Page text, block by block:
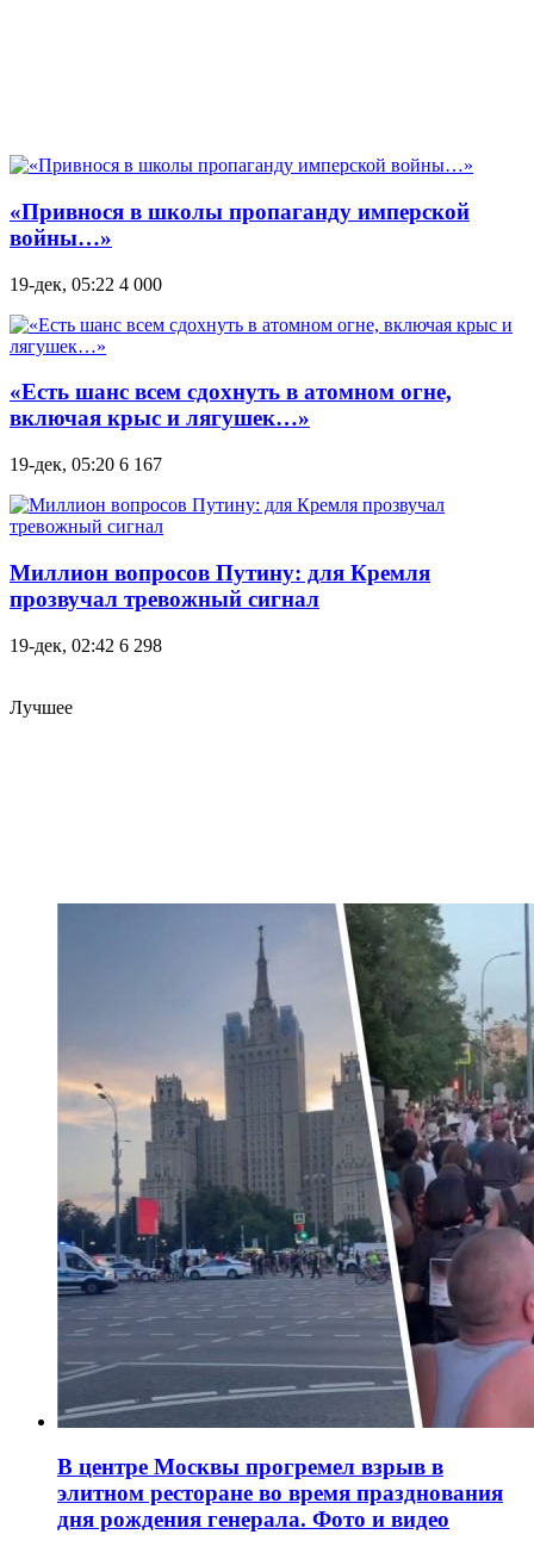
«Привнося в школы пропаганду имперской
войны…»
19-дек, 05:22 4 000
«Есть шанс всем сдохнуть в атомном огне,
включая крыс и лягушек…»
19-дек, 05:20 6 167
Миллион вопросов Путину: для Кремля
прозвучал тревожный сигнал
19-дек, 02:42 6 298
Лучшее
В центре Москвы прогремел взрыв в
элитном ресторане во время празднования
дня рождения генерала. Фото и видео